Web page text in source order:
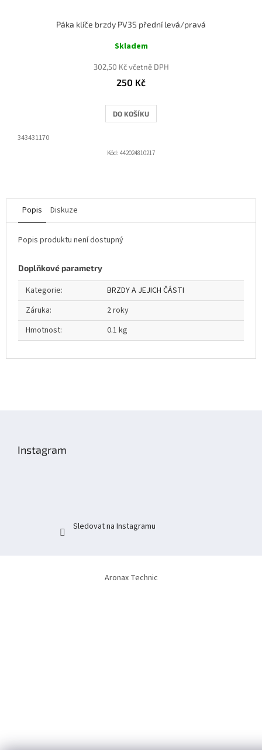
Páka klíče brzdy PV3S přední levá/pravá
Skladem
302,50 Kč včetně DPH
250 Kč
DO KOŠÍKU
343431170
Kód: 442024810217
Popis Diskuze
Popis produktu není dostupný
Doplňkové parametry
Kategorie:
BRZDY A JEJICH ČÁSTI
Záruka:
2 roky
Hmotnost: 0.1 kg
Instagram
Sledovat na Instagramu
Aronax Technic